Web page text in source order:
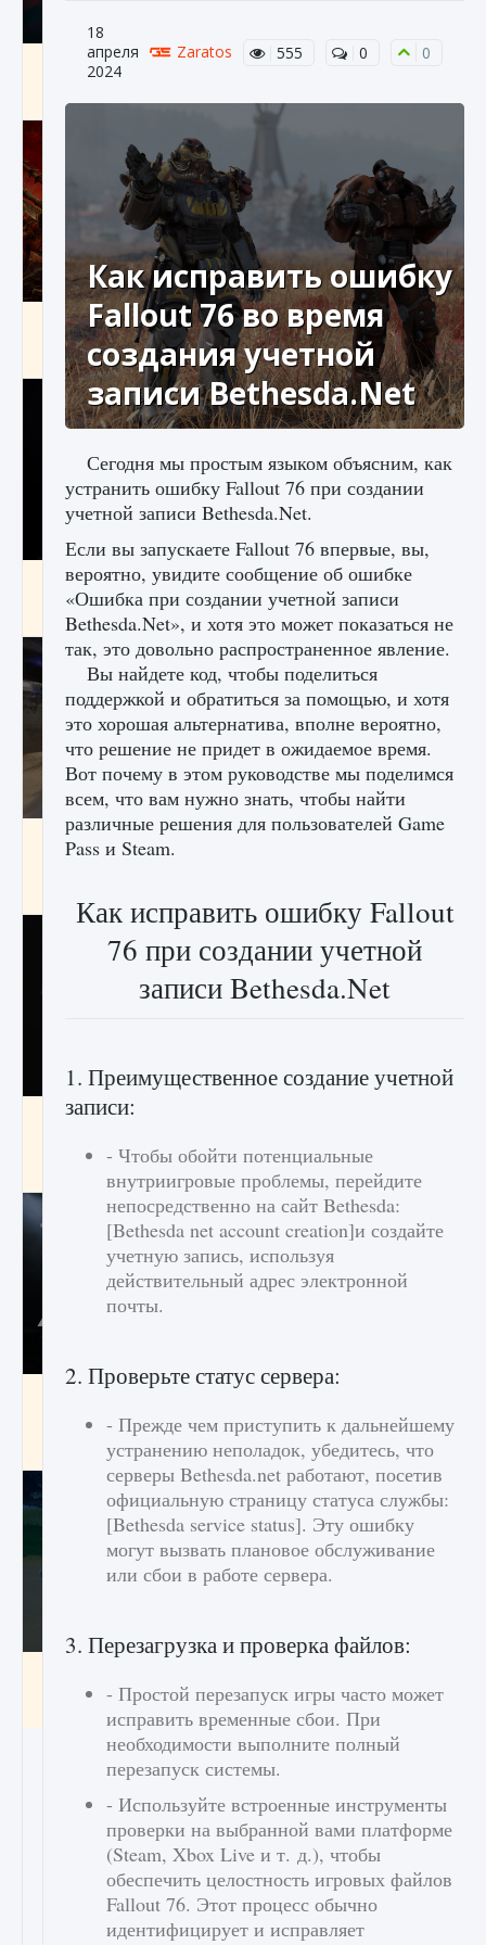
Как создавать предметы в Creatures of Ava
Как найти Гробницу Изгоев в Diablo 4
9 августа 2024 1 337 0 0
Как получить Thunder Egg в Stardew Valley
9 августа 2024 1 244
Как исправить неработающие награды For
Honor
Как разблокировать чертеж счастливого
Все новые функции Ultimate Team в EA FC
9 августа 2024 1 297 0 0
9 августа 2024 1 335 0 0
18
апреля
2024
Zaratos 555 0 0
Как исправить ошибку
Fallout 76 во время
создания учетной
записи Bethesda.Net
Сегодня мы простым языком объясним, как
устранить ошибку Fallout 76 при создании
учетной записи Bethesda.Net.
Если вы запускаете Fallout 76 впервые, вы,
вероятно, увидите сообщение об ошибке
«Ошибка при создании учетной записи
Bethesda.Net», и хотя это может показаться не
так, это довольно распространенное явление.
Вы найдете код, чтобы поделиться
поддержкой и обратиться за помощью, и хотя
это хорошая альтернатива, вполне вероятно,
что решение не придет в ожидаемое время.
Вот почему в этом руководстве мы поделимся
всем, что вам нужно знать, чтобы найти
различные решения для пользователей Game
Pass и Steam.
Как исправить ошибку Fallout
76 при создании учетной
записи Bethesda.Net
1. Преимущественное создание учетной
записи:
- Чтобы обойти потенциальные
внутриигровые проблемы, перейдите
непосредственно на сайт Bethesda:
[Bethesda net account creation]и создайте
учетную запись, используя
действительный адрес электронной
почты.
2. Проверьте статус сервера:
- Прежде чем приступить к дальнейшему
устранению неполадок, убедитесь, что
серверы Bethesda.net работают, посетив
официальную страницу статуса службы:
[Bethesda service status]. Эту ошибку
могут вызвать плановое обслуживание
или сбои в работе сервера.
3. Перезагрузка и проверка файлов:
- Простой перезапуск игры часто может
исправить временные сбои. При
необходимости выполните полный
перезапуск системы.
- Используйте встроенные инструменты
проверки на выбранной вами платформе
(Steam, Xbox Live и т. д.), чтобы
обеспечить целостность игровых файлов
Fallout 76. Этот процесс обычно
идентифицирует и исправляет